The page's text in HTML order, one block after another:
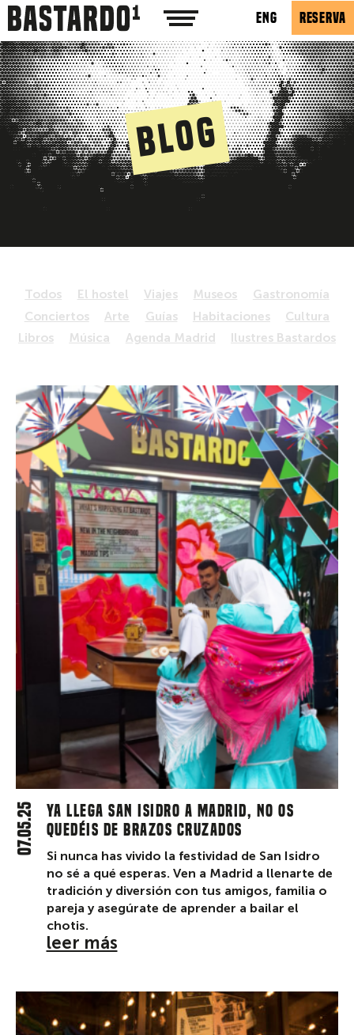
ENG RESERVA
Blog
Todos El hostel Viajes Museos
Gastronomía
Conciertos
Arte Guías Habitaciones
Cultura
Libros
Música Agenda Madrid Ilustres Bastardos
Ya llega San Isidro a Madrid, no os
quedéis de brazos cruzados
07.05.25
Si nunca has vivido la festividad de San Isidro
no sé a qué esperas. Ven a Madrid a llenarte de
tradición y diversión con tus amigos, familia o
pareja y asegúrate de aprender a bailar el
chotis.
leer más